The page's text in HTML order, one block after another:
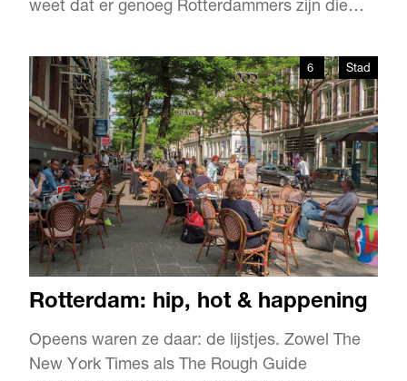
weet dat er genoeg Rotterdammers zijn die
termijn een eigen brouwerij te rechtvaardigen.”
Aan het woord is Gijs Burgers, geestelijk vader
van Ketelbinkbier, een no-nonsense
Rotterdams blond bi…
6 Stad
Rotterdam: hip, hot & happening
Opeens waren ze daar: de lijstjes. Zowel The
New York Times als The Rough Guide